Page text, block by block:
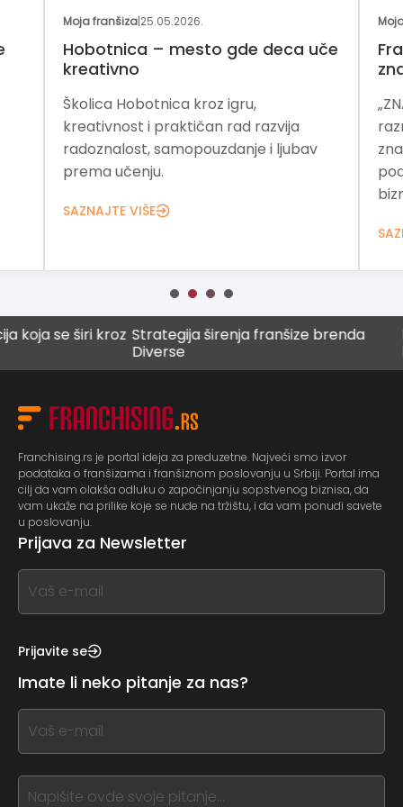
Moja franšiza|25.05.2026.
Hobotnica – mesto gde deca uče
kreativno
Školica Hobotnica kroz igru,
kreativnost i praktičan rad razvija
radoznalost, samopouzdanje i ljubav
prema učenju.
SAZNAJTE VIŠE
se širi kroz Strategija širenja franšize brenda
Diverse
Franchising.rs je portal ideja za preduzetne. Najveći smo izvor
podataka o franšizama i franšiznom poslovanju u Srbiji. Portal ima
cilj da vam olakša odluku o započinjanju sopstvenog biznisa, da
vam ukaže na prilike koje se nude na tržištu, i da vam ponudi savete
u poslovanju.
Prijava za Newsletter
If
you
this,
this
form
field
blank
Prijavite se
Imate li neko pitanje za nas?
If
you
this,